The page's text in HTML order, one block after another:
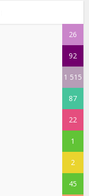
26
92
1 515
87
22
1
2
45